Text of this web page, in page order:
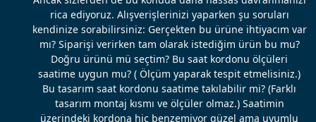
rica ediyoruz. Alışverişlerinizi yaparken şu soruları
kendinize sorabilirsiniz: Gerçekten bu ürüne ihtiyacım var
mı? Siparişi verirken tam olarak istediğim ürün bu mu?
Doğru ürünü mü seçtim? Bu saat kordonu ölçüleri
saatime uygun mu? ( Ölçüm yaparak tespit etmelisiniz.)
Bu tasarım saat kordonu saatime takılabilir mi? (Farklı
tasarım montaj kısmı ve ölçüler olmaz.) Saatimin
üzerindeki kordona hiç benzemiyor güzel ama uyumlu